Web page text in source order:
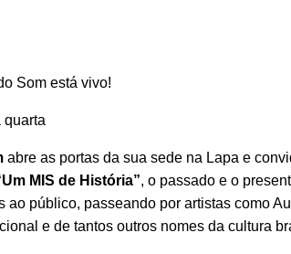
Som está vivo!
quarta
abre as portas da sua sede na Lapa e
MIS de História”, o passado e o
público, passeando por artistas como
e de tantos outros nomes da cultura